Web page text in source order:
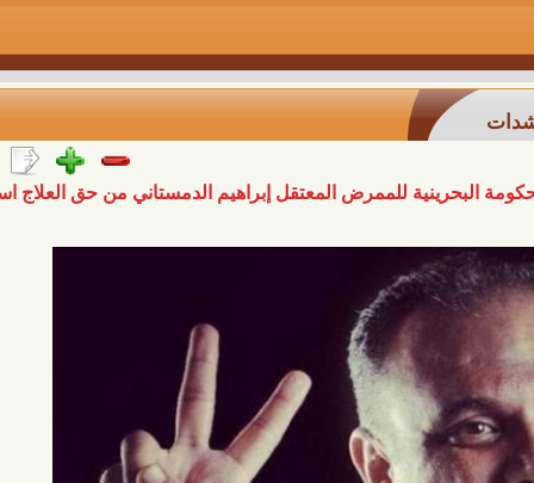
للممرض المعتقل إبراهيم الدمستاني من حق العلاج استهتار